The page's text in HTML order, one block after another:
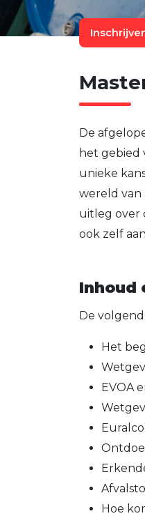
De
het gebied
unieke
wereld van
uitleg over
ook zelf
Inhoud
De
Het
EVOA
Hoe